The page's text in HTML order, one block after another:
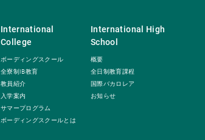
International
College
ボーディングスクール
全寮制IB教育
教員紹介
入学案内
サマープログラム
ボーディングスクールとは
International High
School
概要
全日制教育課程
国際バカロレア
お知らせ